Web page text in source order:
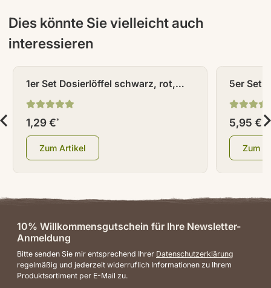
Dies könnte Sie vielleicht auch
interessieren
1er Set Dosierlöffel schwarz, rot,
orange (je 1 Dosierlöffel)
1,29 €*
Zum Artikel
5er Set
orange
5,95 €*
Zum
10% Willkommensgutschein für Ihre Newsletter-
Anmeldung
Bitte senden Sie mir entsprechend Ihrer Datenschutzerklärung
regelmäßig und jederzeit widerruflich Informationen zu Ihrem
Produktsortiment per E-Mail zu.